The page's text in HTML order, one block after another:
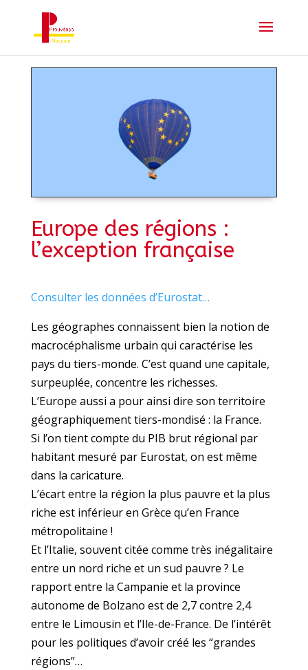
Europe des régions :
l’exception française
Consulter les données d’Eurostat…
Les géographes connaissent bien la notion de
macrocéphalisme urbain qui caractérise les
pays du tiers-monde. C’est quand une capitale,
surpeuplée, concentre les richesses.
L’Europe aussi a pour ainsi dire son territoire
géographiquement tiers-mondisé : la France.
Si l’on tient compte du PIB brut régional par
habitant mesuré par Eurostat, on est même
dans la caricature.
L’écart entre la région la plus pauvre et la plus
riche est inférieur en Grèce qu’en France
métropolitaine !
Et l’Italie, souvent citée comme très inégalitaire
entre un nord riche et un sud pauvre ? Le
rapport entre la Campanie et la province
autonome de Bolzano est de 2,7 contre 2,4
entre le Limousin et l’Ile-de-France. De l’intérêt
pour les politiques d’avoir créé les “grandes
régions”…